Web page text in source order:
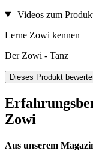
Videos zum
Lerne Zowi kennen
Der Zowi - Tanz
Dieses Produkt
Zowi
Aus unserem